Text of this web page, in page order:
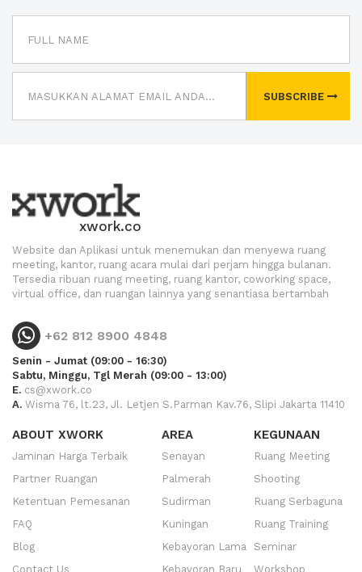
SUBSCRIBE
xwork.co
Website dan Aplikasi untuk menemukan dan menyewa ruang
meeting, kantor, ruang acara mulai dari perjam hingga bulanan.
Tersedia ribuan ruang meeting, ruang kantor, coworking space,
virtual office, dan ruangan lainnya yang senantiasa bertambah
+62 812 8900 4848
Senin - Jumat (09:00 - 16:30)
Sabtu, Minggu, Tgl Merah (09:00 - 13:00)
E. cs@xwork.co
A. Wisma 76, lt.23, Jl. Letjen S.Parman Kav.76, Slipi Jakarta 11410
ABOUT XWORK
Jaminan Harga Terbaik
Partner Ruangan
Ketentuan Pemesanan
FAQ
Blog
Contact Us
AREA
Senayan
Palmerah
Sudirman
Kuningan
Kebayoran Lama
Kebayoran Baru
KEGUNAAN
Ruang Meeting
Shooting
Ruang Serbaguna
Ruang Training
Seminar
Workshop